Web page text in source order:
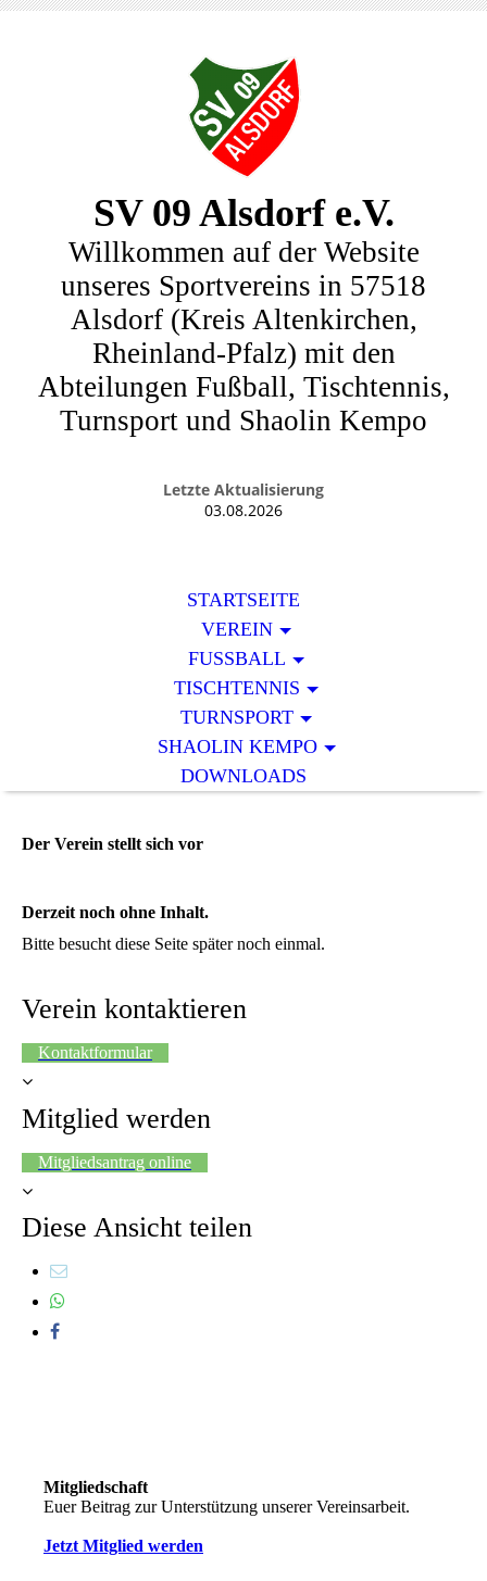
SV 09 Alsdorf e.V.
Willkommen auf der Website
unseres Sportvereins in 57518
Alsdorf (Kreis Altenkirchen,
Rheinland-Pfalz) mit den
Abteilungen Fußball, Tischtennis,
Turnsport und Shaolin Kempo
Letzte Aktualisierung
03.08.2026
STARTSEITE
VEREIN
FUSSBALL
TISCHTENNIS
TURNSPORT
SHAOLIN KEMPO
DOWNLOADS
Der Verein stellt sich vor
Derzeit noch ohne Inhalt.
Bitte besucht diese Seite später noch einmal.
Verein kontaktieren
Kontaktformular
Mitglied werden
Mitgliedsantrag online
Diese Ansicht teilen
Mitgliedschaft
Euer Beitrag zur Unterstützung unserer Vereinsarbeit.
Jetzt Mitglied werden